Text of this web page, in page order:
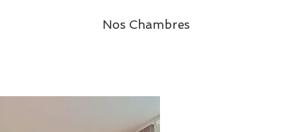
Nos Chambres